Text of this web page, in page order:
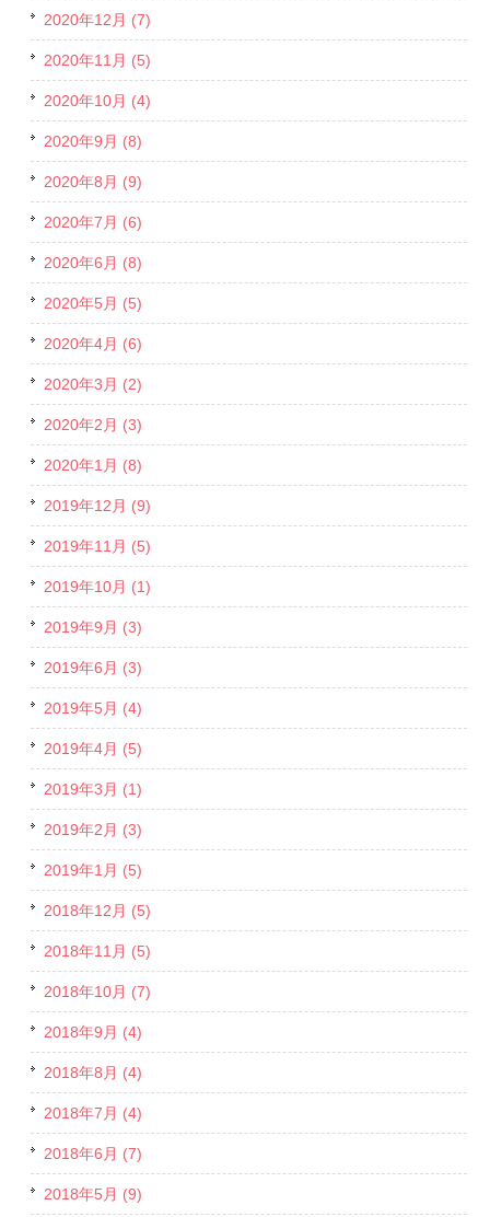
2020年12月 (7)
2020年11月 (5)
2020年10月 (4)
2020年9月 (8)
2020年8月 (9)
2020年7月 (6)
2020年6月 (8)
2020年5月 (5)
2020年4月 (6)
2020年3月 (2)
2020年2月 (3)
2020年1月 (8)
2019年12月 (9)
2019年11月 (5)
2019年10月 (1)
2019年9月 (3)
2019年6月 (3)
2019年5月 (4)
2019年4月 (5)
2019年3月 (1)
2019年2月 (3)
2019年1月 (5)
2018年12月 (5)
2018年11月 (5)
2018年10月 (7)
2018年9月 (4)
2018年8月 (4)
2018年7月 (4)
2018年6月 (7)
2018年5月 (9)